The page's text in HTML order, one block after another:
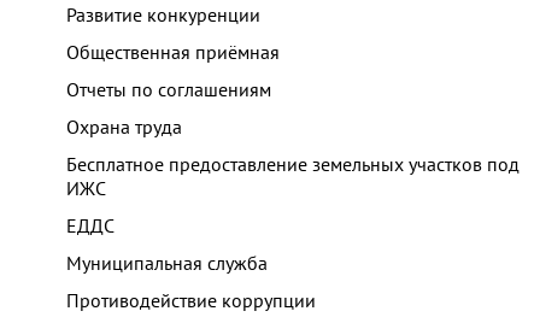
Развитие конкуренции
Общественная приёмная
Отчеты по соглашениям
Охрана труда
Бесплатное предоставление земельных участков под
ИЖС
ЕДДС
Муниципальная служба
Противодействие коррупции